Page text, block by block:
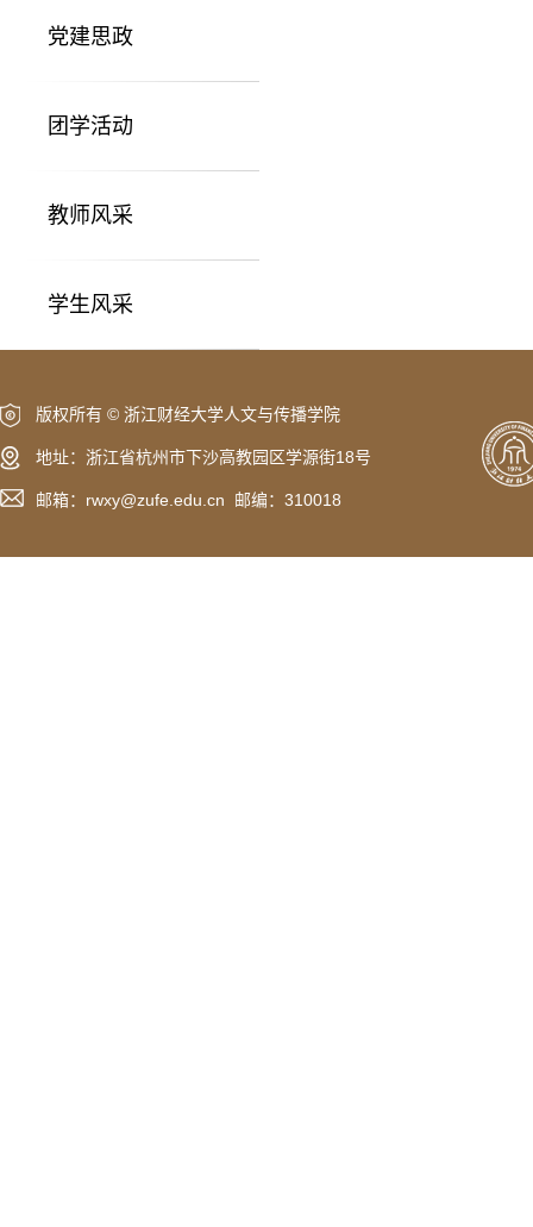
党建思政
团学活动
教师风采
学生风采
版权所有 © 浙江财经大学人文与传播学院
地址：浙江省杭州市下沙高教园区学源街18号
邮箱：rwxy@zufe.edu.cn 邮编：310018